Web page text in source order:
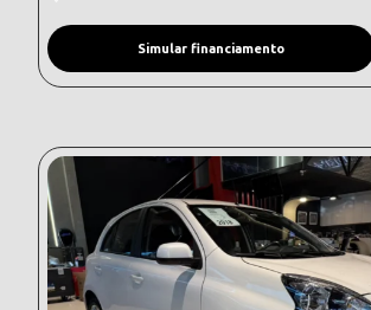
Simular financiamento